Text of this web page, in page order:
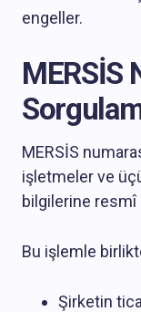
engeller.
MERSİS
MERSİS
işletmeler ve
bilgilerine
Bu işlemle
Şirketin